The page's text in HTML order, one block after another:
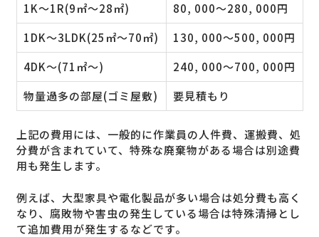
1K〜1R(9㎡〜28㎡)
80, 000〜280, 000円
1DK〜3LDK(25㎡〜70㎡)
130, 000〜500, 000円
4DK〜(71㎡～)
240, 000〜700, 000円
物量過多の部屋(ゴミ屋敷)
要見積もり
上記の費用には、一般的に作業員の人件費、運搬費、処
分費が含まれていて、特殊な廃棄物がある場合は別途費
用も発生します。
例えば、大型家具や電化製品が多い場合は処分費も高く
なり、腐敗物や害虫の発生している場合は特殊清掃とし
て追加費用が発生するなどです。